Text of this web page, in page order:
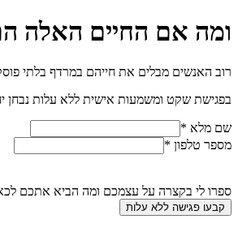
ומה אם החיים האלה
רוב האנשים מבלים את חייהם במרדף בלתי
בפגישת שקט ומשמעות אישית ללא עלות נבחן
שם מלא *
מספר טלפון *
ספרו לי בקצרה על עצמכם ומה הביא אתכם
קבעו פגישה ללא עלות